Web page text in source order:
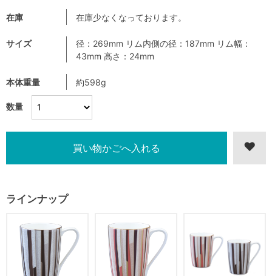
数量
在庫 在庫少なくなっております。
サイズ
径：269mm リム内側の径：187mm リム幅：
43mm 高さ：24mm
本体重量 約598g
ラインナップ